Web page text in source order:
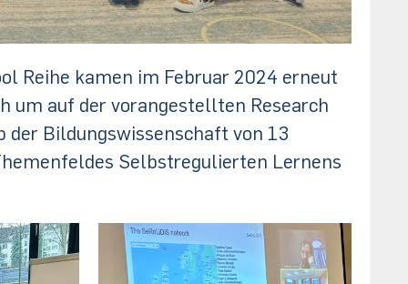
Reihe kamen im Februar 2024 erneut
um auf der vorangestellten Research
Bildungswissenschaft von 13
Selbstregulierten Lernens